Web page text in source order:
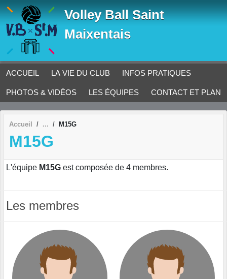
Volley Ball Saint
Maixentais
ACCUEIL LA VIE DU CLUB INFOS PRATIQUES
PHOTOS & VIDÉOS LES ÉQUIPES CONTACT ET PLAN
Accueil M15G
M15G
L'équipe M15G est composée de 4 membres.
Les membres
Panneau de gestion des cookies